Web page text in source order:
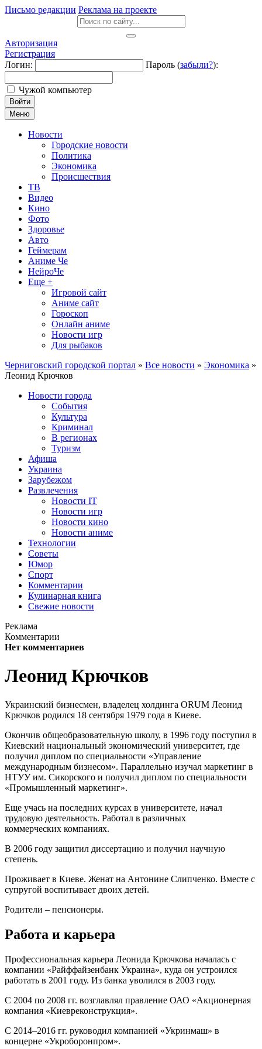
Письмо редакции Реклама на проекте
Авторизация
Регистрация
Логин:
Пароль (забыли?):
Чужой компьютер
Войти
Меню
Новости
Городские новости
Политика
Экономика
Происшествия
ТВ
Видео
Кино
Фото
Здоровье
Авто
Геймерам
Аниме Че
НейроЧе
Еще +
Игровой сайт
Аниме сайт
Гороскоп
Онлайн аниме
Новости игр
Для рыбаков
Черниговский городской портал » Все новости » Экономика »
Леонид Крючков
Новости города
События
Культура
Криминал
В регионах
Туризм
Афиша
Украина
Зарубежом
Развлечения
Новости IT
Новости игр
Новости кино
Новости аниме
Технологии
Советы
Юмор
Спорт
Комментарии
Кулинарная книга
Свежие новости
Реклама
Комментарии
Нет комментариев
Леонид Крючков
Украинский бизнесмен, владелец холдинга ORUM Леонид
Крючков родился 18 сентября 1979 года в Киеве.
Окончив общеобразовательную школу, в 1996 году поступил в
Киевский национальный экономический университет, где
получил диплом по специальности «Управление
международным бизнесом». Параллельно изучал маркетинг в
НТУУ им. Сикорского и получил диплом по специальности
«Промышленный маркетинг».
Еще учась на последних курсах в университете, начал
трудовую деятельность. Работал в различных
коммерческих компаниях.
В 2006 году защитил диссертацию и получил научную
степень.
Проживает в Киеве. Женат на Антонине Слипченко. Вместе с
супругой воспитывает двоих детей.
Родители – пенсионеры.
Работа и карьера
Профессиональная карьера Леонида Крючкова началась с
компании «Райффайзенбанк Украина», куда он устроился
работать в 2001 году. Из банка уволился в 2003 году.
С 2004 по 2008 гг. возглавлял правление ОАО «Акционерная
компания «Киевреконструкция».
С 2014–2016 гг. руководил компанией «Укринмаш» в
концерне «Укроборонпром».